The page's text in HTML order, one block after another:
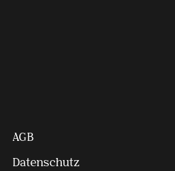
AGB
Datenschutz